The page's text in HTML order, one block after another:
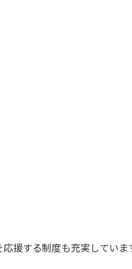
援する制度も充実してい